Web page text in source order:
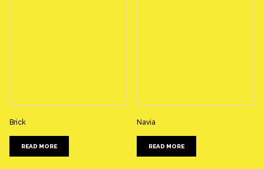
Brick
READ MORE
Navia
READ MORE